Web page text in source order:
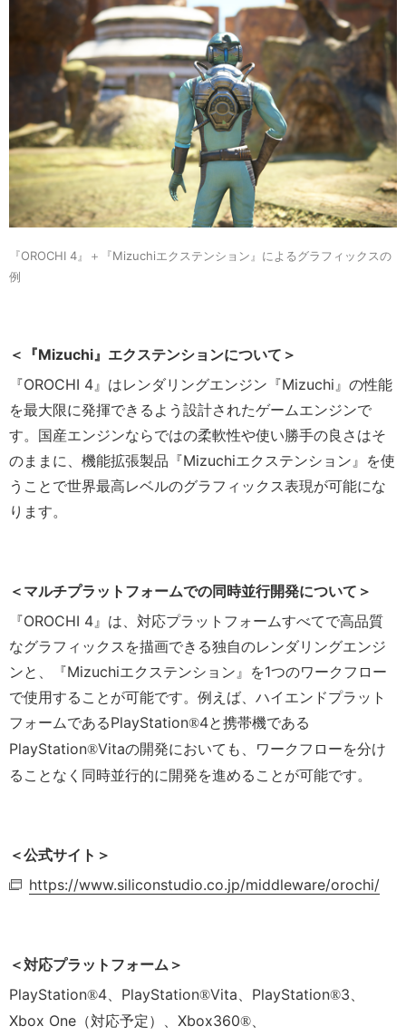
『OROCHI 4』＋『Mizuchiエクステンション』によるグラフィックスの
例
＜『Mizuchi』エクステンションについて＞
『OROCHI 4』はレンダリングエンジン『Mizuchi』の性能
を最大限に発揮できるよう設計されたゲームエンジンで
す。国産エンジンならではの柔軟性や使い勝手の良さはそ
のままに、機能拡張製品『Mizuchiエクステンション』を使
うことで世界最高レベルのグラフィックス表現が可能にな
ります。
＜マルチプラットフォームでの同時並行開発について＞
『OROCHI 4』は、対応プラットフォームすべてで高品質
なグラフィックスを描画できる独自のレンダリングエンジ
ンと、『Mizuchiエクステンション』を1つのワークフロー
で使用することが可能です。例えば、ハイエンドプラット
フォームであるPlayStation®4と携帯機である
PlayStation®Vitaの開発においても、ワークフローを分け
ることなく同時並行的に開発を進めることが可能です。
＜公式サイト＞
https://www.siliconstudio.co.jp/middleware/orochi/
＜対応プラットフォーム＞
PlayStation®4、PlayStation®Vita、PlayStation®3、
Xbox One（対応予定）、Xbox360®、